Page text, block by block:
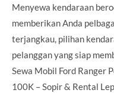
Menyewa kendaraan
memberikan Anda
terjangkau, pilihan
pelanggan yang siap
Sewa Mobil Ford Ranger
100K – Sopir & Rental